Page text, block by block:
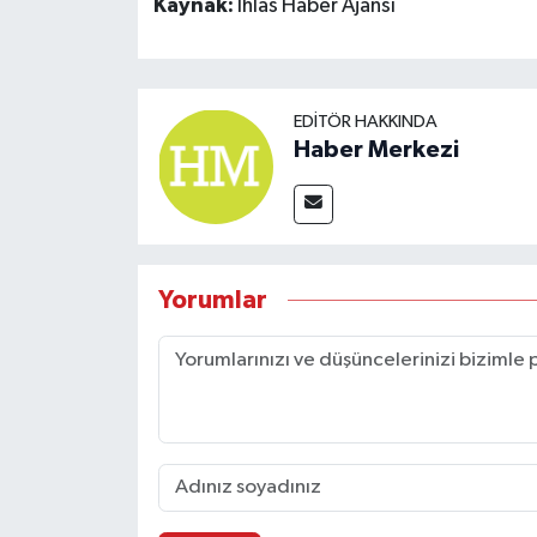
Kaynak: İhlas Haber Ajansı
EDITÖR HAKKINDA
Haber Merkezi
Yorumlar